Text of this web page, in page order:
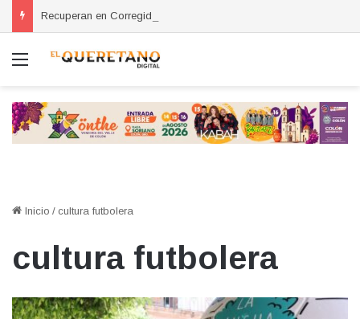
Menú
Inicio / cultura futbolera
cultura futbolera